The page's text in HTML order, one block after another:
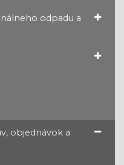
odpadu a
objednávok a